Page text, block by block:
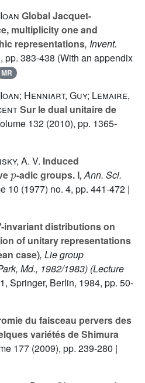
Global Jacquet-
multiplicity one and
representations, Invent.
pp. 383-438 (With an appendix
MR
Henniart, Guy; Lemaire,
Sur le dual unitaire de
132 (2010), pp. 1365-
A. V. Induced
p
-adic groups. I, Ann. Sci.
10 (1977) no. 4, pp. 441-472 |
-invariant distributions on
of unitary representations
case), Lie group
Md., 1982/1983) (Lecture
, Springer, Berlin, 1984, pp. 50-
du faisceau pervers des
variétés de Shimura
177 (2009), pp. 239-280 |